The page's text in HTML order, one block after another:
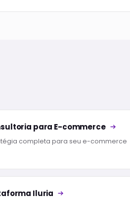
para E-commerce
completa para seu e-commerce
Iluria